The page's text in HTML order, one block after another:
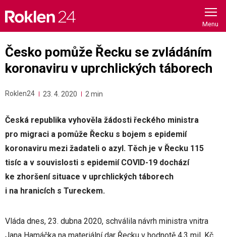
content
Česko pomůže Řecku se zvládáním
koronaviru v uprchlických táborech
Roklen24 23. 4. 2020 2 min
Česká republika vyhověla žádosti řeckého ministra
pro migraci a pomůže Řecku s bojem s epidemií
koronaviru mezi žadateli o azyl. Těch je v Řecku 115
tisíc a v souvislosti s epidemií COVID-19 dochází
ke zhoršení situace v uprchlických táborech
i na hranicích s Tureckem.
Vláda dnes, 23. dubna 2020, schválila návrh ministra vnitra